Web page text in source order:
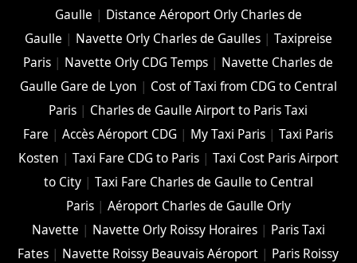
Gaulle | Distance Aéroport Orly Charles de
Gaulle | Navette Orly Charles de Gaulles| Taxipreise
Paris | Navette Orly CDG Temps | Navette Charles de
Gaulle Gare de Lyon | Cost of Taxi from CDG to Central
Paris | Charles de Gaulle Airport to Paris Taxi
Fare |Accès Aéroport CDG | My Taxi Paris |Taxi Paris
Kosten | Taxi Fare CDG to Paris| Taxi Cost Paris Airport
to City| Taxi Fare Charles de Gaulle to Central
Paris| Aéroport Charles de Gaulle Orly
Navette | Navette Orly Roissy Horaires| Paris Taxi
Fates | Navette Roissy Beauvais Aéroport | Paris Roissy